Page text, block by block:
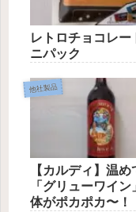
レトロチョコレ
ニパック
他社製品
【カルディ】温め
「グリューワイン
体がポカポカ〜！